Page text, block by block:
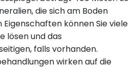
die sich am Boden
können Sie viele
lösen und das
falls vorhanden.
wirken auf die